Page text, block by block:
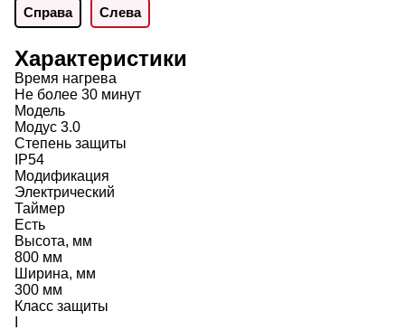
Справа Слева
Характеристики
Время нагрева
Не более 30 минут
Модель
Модус 3.0
Степень защиты
IP54
Модификация
Электрический
Таймер
Есть
Высота, мм
800 мм
Ширина, мм
300 мм
Класс защиты